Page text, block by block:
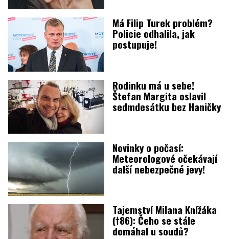
Má Filip Turek problém?
Policie odhalila, jak
postupuje!
Rodinku má u sebe!
Štefan Margita oslavil
sedmdesátku bez Haničky
Novinky o počasí:
Meteorologové očekávají
další nebezpečné jevy!
Tajemství Milana Knížáka
(†86): Čeho se stále
domáhal u soudů?